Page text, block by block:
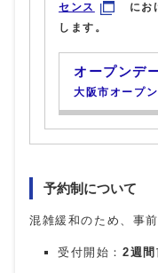
センス
にお
します。
オープンデ
大阪市オープ
予約制について
混雑緩和のため、事
受付開始： 2週間